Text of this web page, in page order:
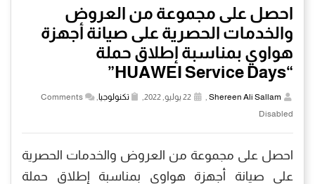
احصل على مجموعة من العروض
والخدمات الحصرية على صيانة أجهزة
هواوي بمناسبة إطلاق حملة
“HUAWEI Service Days”
Shereen Ali Sallam تكنولوجيا
Comments
Disabled
احصل على مجموعة من العروض والخدمات الحصرية
على صيانة أجهزة هواوي بمناسبة إطلاق حملة